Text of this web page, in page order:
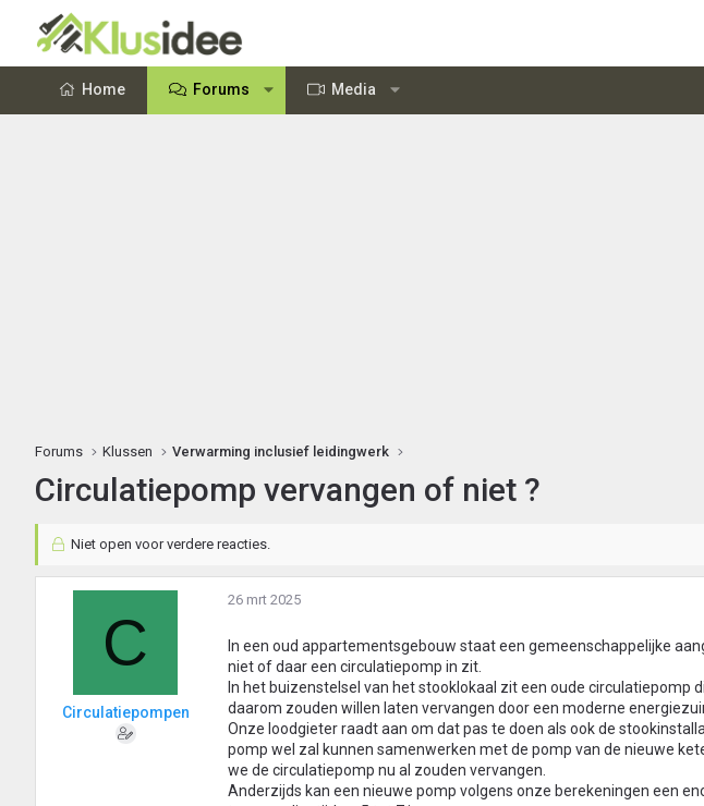
Home Forums Media
Forums Klussen Verwarming inclusief leidingwerk
Circulatiepomp vervangen of niet ?
Niet open voor verdere reacties.
C
Circulatiepompen
26 mrt 2025
In een oud appartementsgebouw staat een gemeenschappelijke
niet of daar een circulatiepomp in zit.
In het buizenstelsel van het stooklokaal zit een oude circulatiepomp
daarom zouden willen laten vervangen door een moderne
Onze loodgieter raadt aan om dat pas te doen als ook de
pomp wel zal kunnen samenwerken met de pomp van de nieuwe
we de circulatiepomp nu al zouden vervangen.
Anderzijds kan een nieuwe pomp volgens onze berekeningen een